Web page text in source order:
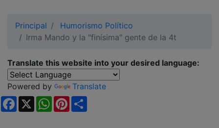
Principal
Humorismo Político
Irma Mando y la "finísima" gente de la 4t
Translate this website into your desired language:
Powered by
Translate
Facebook
X WhatsApp
Pinterest